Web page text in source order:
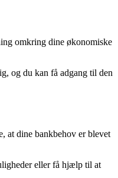
omkring dine økonomiske
og du kan få adgang til den
at dine bankbehov er blevet
eller få hjælp til at